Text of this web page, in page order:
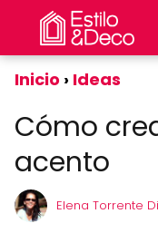
Inicio Ideas
Cómo
acento
Elena Torrente